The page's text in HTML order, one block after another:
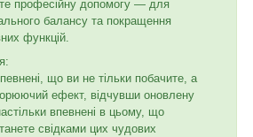
професійну допомогу — для
балансу та покращення
функцій.
що ви не тільки побачите, а
ефект, відчувши оновлену
впевнені в цьому, що
свідками цих чудових